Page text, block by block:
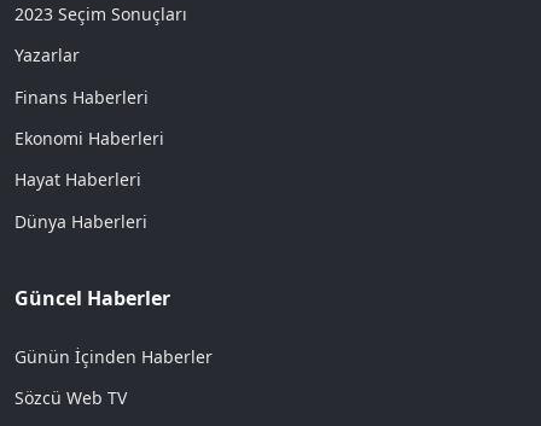
2023 Seçim Sonuçları
Yazarlar
Finans Haberleri
Ekonomi Haberleri
Hayat Haberleri
Dünya Haberleri
Güncel Haberler
Günün İçinden Haberler
Sözcü Web TV